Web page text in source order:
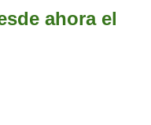
ahora el